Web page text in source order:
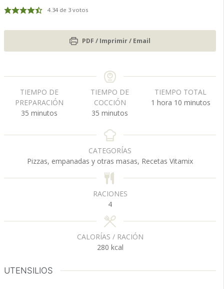
4.34de 3votos
PDF / Imprimir / Email
TIEMPO DE
PREPARACIÓN
35 m
n
o
s
minutos
TIEMPO DE
COCCIÓN
35 m
t
o
minutos
TIEMPO TOTAL
1 h
a
hora 10m
u
s
minutos
CATEGORÍAS
Pizzas, empanadas y otras masas, Recetas Vitamix
RACIONES
4
CALORÍAS / RACIÓN
280 kcal
UTENSILIOS